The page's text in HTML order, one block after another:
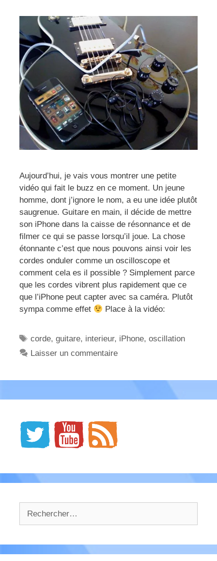
Aujourd’hui, je vais vous montrer une petite
vidéo qui fait le buzz en ce moment. Un jeune
homme, dont j’ignore le nom, a eu une idée plutôt
saugrenue. Guitare en main, il décide de mettre
son iPhone dans la caisse de résonnance et de
filmer ce qui se passe lorsqu’il joue. La chose
étonnante c’est que nous pouvons ainsi voir les
cordes onduler comme un oscilloscope et
comment cela es il possible ? Simplement parce
que les cordes vibrent plus rapidement que ce
que l’iPhone peut capter avec sa caméra. Plutôt
sympa comme effet
Place à la vidéo:
Étiquettes
corde,guitare, interieur, iPhone,oscillation
Laisser un commentaire